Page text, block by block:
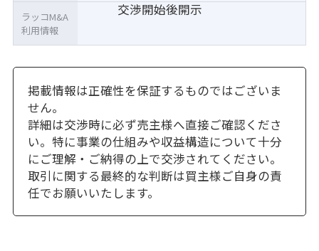
交渉開始後開示
ラッコM&A
利用情報
掲載情報は正確性を保証するものではございま
せん。
詳細は交渉時に必ず売主様へ直接ご確認くださ
い。特に事業の仕組みや収益構造について十分
にご理解・ご納得の上で交渉されてください。
取引に関する最終的な判断は買主様ご自身の責
任でお願いいたします。